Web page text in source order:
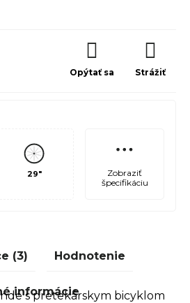
Opýtať sa Strážiť
29"
Zobraziť
špecifikáciu
(3) Hodnotenie
informácie
s pretekárskym bicyklom